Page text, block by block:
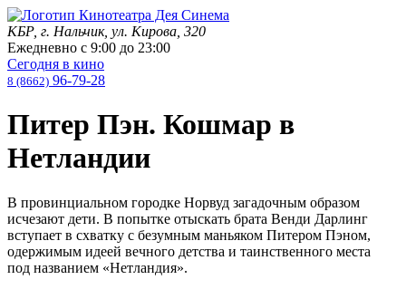
КБР, г. Нальчик, ул. Кирова, 320
Ежедневно с 9:00 до 23:00
Сегодня в кино
8 (8662) 96-79-28
Питер Пэн. Кошмар в
Нетландии
В провинциальном городке Норвуд загадочным образом
исчезают дети. В попытке отыскать брата Венди Дарлинг
вступает в схватку с безумным маньяком Питером Пэном,
одержимым идеей вечного детства и таинственного места
под названием «Нетландия».